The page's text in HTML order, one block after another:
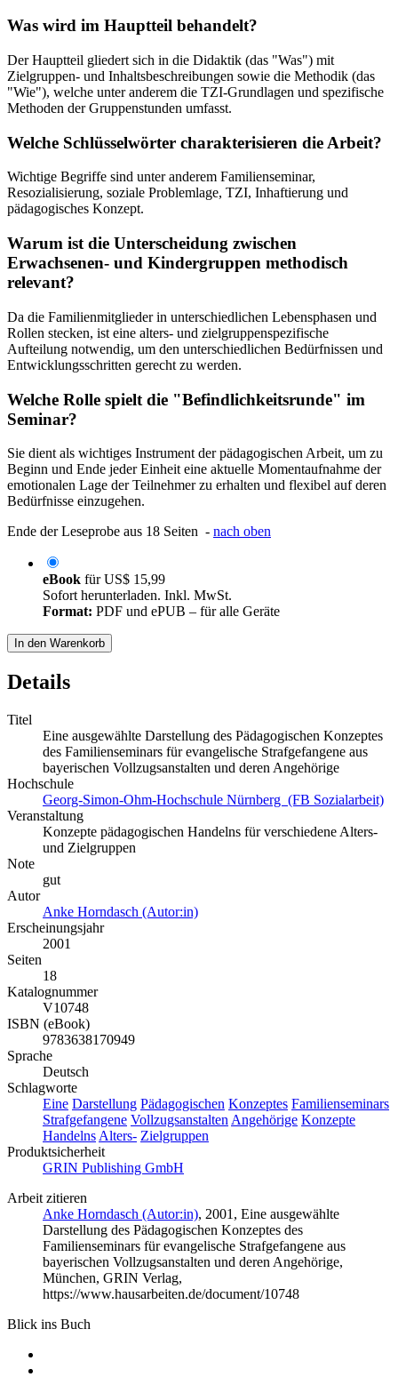
Was wird im Hauptteil behandelt?
Der Hauptteil gliedert sich in die Didaktik (das "Was") mit
Zielgruppen- und Inhaltsbeschreibungen sowie die Methodik (das
"Wie"), welche unter anderem die TZI-Grundlagen und spezifische
Methoden der Gruppenstunden umfasst.
Welche Schlüsselwörter charakterisieren die Arbeit?
Wichtige Begriffe sind unter anderem Familienseminar,
Resozialisierung, soziale Problemlage, TZI, Inhaftierung und
pädagogisches Konzept.
Warum ist die Unterscheidung zwischen
Erwachsenen- und Kindergruppen methodisch
relevant?
Da die Familienmitglieder in unterschiedlichen Lebensphasen und
Rollen stecken, ist eine alters- und zielgruppenspezifische
Aufteilung notwendig, um den unterschiedlichen Bedürfnissen und
Entwicklungsschritten gerecht zu werden.
Welche Rolle spielt die "Befindlichkeitsrunde" im
Seminar?
Sie dient als wichtiges Instrument der pädagogischen Arbeit, um zu
Beginn und Ende jeder Einheit eine aktuelle Momentaufnahme der
emotionalen Lage der Teilnehmer zu erhalten und flexibel auf deren
Bedürfnisse einzugehen.
Ende der Leseprobe aus 18 Seiten - nach oben
eBook fürUS$ 15,99
Sofort herunterladen. Inkl. MwSt.
Format: PDF und ePUB – für alle Geräte
In den Warenkorb
Details
Titel
Eine ausgewählte Darstellung des Pädagogischen Konzeptes
des Familienseminars für evangelische Strafgefangene aus
bayerischen Vollzugsanstalten und deren Angehörige
Hochschule
Georg-Simon-Ohm-Hochschule Nürnberg (FB Sozialarbeit)
Veranstaltung
Konzepte pädagogischen Handelns für verschiedene Alters-
und Zielgruppen
Note
gut
Autor
Anke Horndasch (Autor:in)
Erscheinungsjahr
2001
Seiten
18
Katalognummer
V10748
ISBN (eBook)
9783638170949
Sprache
Deutsch
Schlagworte
Eine Darstellung Pädagogischen Konzeptes Familienseminars
Strafgefangene Vollzugsanstalten Angehörige Konzepte
Handelns Alters- Zielgruppen
Produktsicherheit
GRIN Publishing GmbH
Arbeit zitieren
Anke Horndasch (Autor:in), 2001, Eine ausgewählte
Darstellung des Pädagogischen Konzeptes des
Familienseminars für evangelische Strafgefangene aus
bayerischen Vollzugsanstalten und deren Angehörige,
München, GRIN Verlag,
https://www.hausarbeiten.de/document/10748
Blick ins Buch